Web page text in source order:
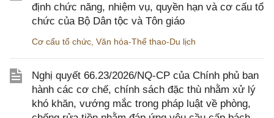
định chức năng, nhiệm vụ, quyền hạn và cơ cấu tổ
chức của Bộ Dân tộc và Tôn giáo
Cơ cấu tổ chức, Văn hóa-Thể thao-Du lịch
Nghị quyết 66.23/2026/NQ-CP của Chính phủ ban
hành các cơ chế, chính sách đặc thù nhằm xử lý
khó khăn, vướng mắc trong pháp luật về phòng,